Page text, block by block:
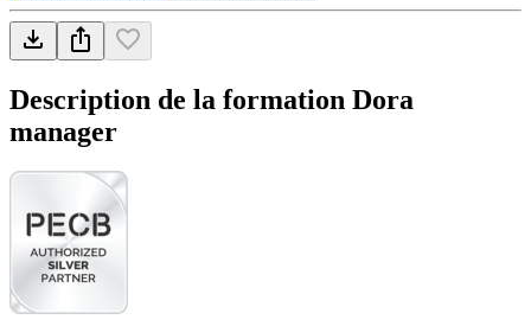
Description de la formation Dora
manager